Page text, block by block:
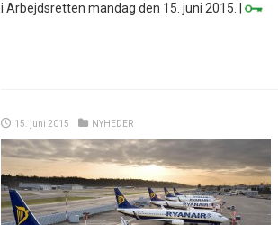
i Arbejdsretten mandag den 15. juni 2015. |
15. juni 2015 NYHEDER